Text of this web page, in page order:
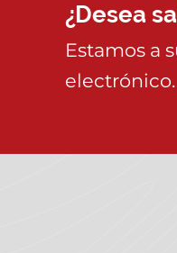
¿Desea
Estamos a
electrónico.